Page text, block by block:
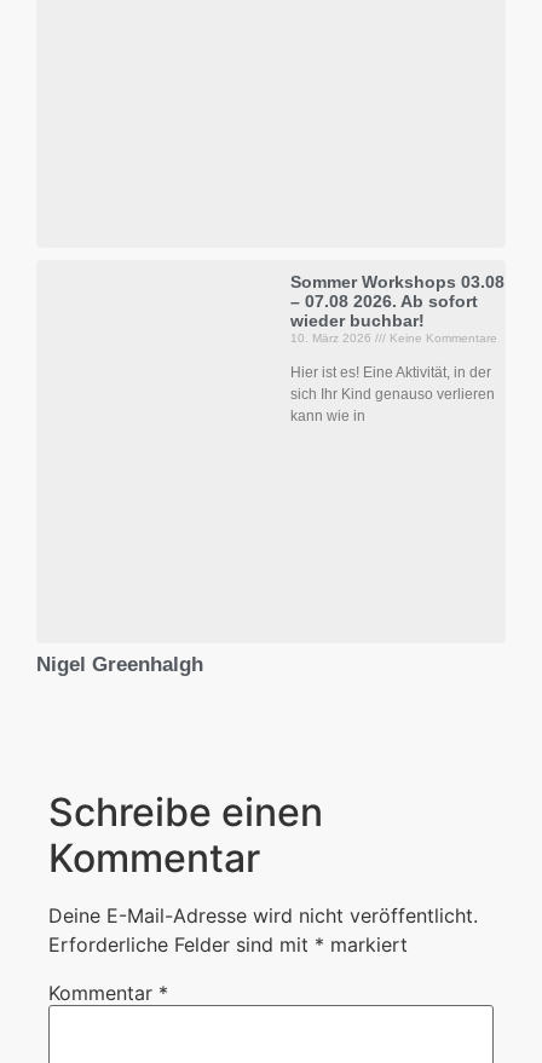
Nigel Greenhalgh
Sommer Workshops 03.08
– 07.08 2026. Ab sofort
wieder buchbar!
10. März 2026 Keine Kommentare
Hier ist es! Eine Aktivität, in der
sich Ihr Kind genauso verlieren
kann wie in
Schreibe einen
Kommentar
Deine E-Mail-Adresse wird nicht veröffentlicht.
Erforderliche Felder sind mit * markiert
Kommentar *